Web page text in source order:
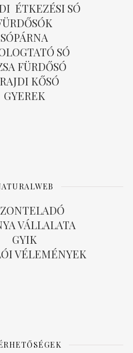
ÉTKEZÉSI SÓ
SÓPÁRNA
SÓ
FÜRDŐSÓ
KŐSÓ
GYEREK
VÁLLALATA
GYIK
VÉLEMÉNYEK